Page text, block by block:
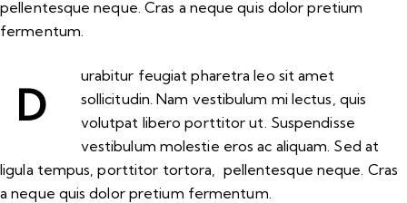
pellentesque neque. Cras a neque quis dolor pretium
fermentum.
D
urabitur feugiat pharetra leo sit amet
sollicitudin. Nam vestibulum mi lectus, quis
volutpat libero porttitor ut. Suspendisse
vestibulum molestie eros ac aliquam. Sed at
ligula tempus, porttitor tortora, pellentesque neque. Cras
a neque quis dolor pretium fermentum.